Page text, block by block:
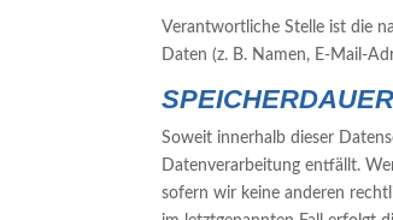
Verantwortliche Stelle ist die
Daten (z. B. Namen, E-Mail-
SPEICHERDAUER
Soweit innerhalb dieser
Datenverarbeitung entfällt.
sofern wir keine anderen